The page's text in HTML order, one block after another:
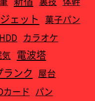
ェット
菓子パン
HDD カラオケ
電波塔
ランク 屋台
ード パン